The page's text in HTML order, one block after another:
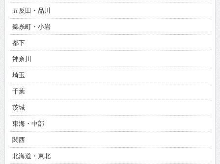
五反田・品川
錦糸町・小岩
都下
神奈川
埼玉
千葉
茨城
東海・中部
関西
北海道・東北